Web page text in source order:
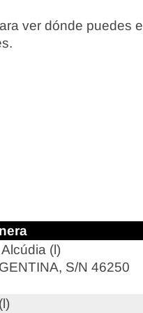
ver dónde puedes
(l)
S/N 46250